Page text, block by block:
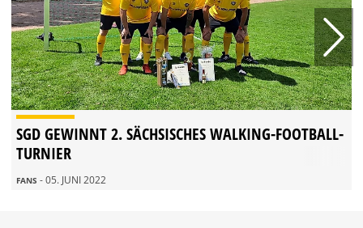
SGD GEWINNT 2. SÄCHSISCHES WALKING-FOOTBALL-
TURNIER
FANS - 05. JUNI 2022